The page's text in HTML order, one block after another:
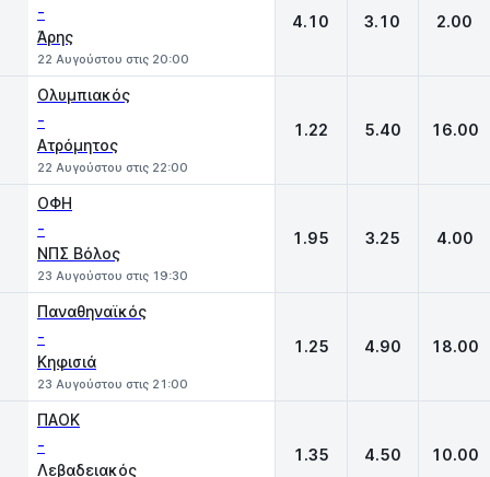
-
Άρης
22 Αυγούστου στις 20:00
4.10 3.10 2.00
Ολυμπιακός
-
Ατρόμητος
22 Αυγούστου στις 22:00
1.22 5.40 16.00
ΟΦΗ
-
ΝΠΣ Βόλος
23 Αυγούστου στις 19:30
1.95 3.25 4.00
Παναθηναϊκός
-
Κηφισιά
23 Αυγούστου στις 21:00
1.25 4.90 18.00
ΠΑΟΚ
-
Λεβαδειακός
1.35 4.50 10.00